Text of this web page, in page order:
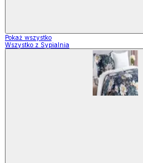
Pokaż wszystko
Wszystko z Sypialnia